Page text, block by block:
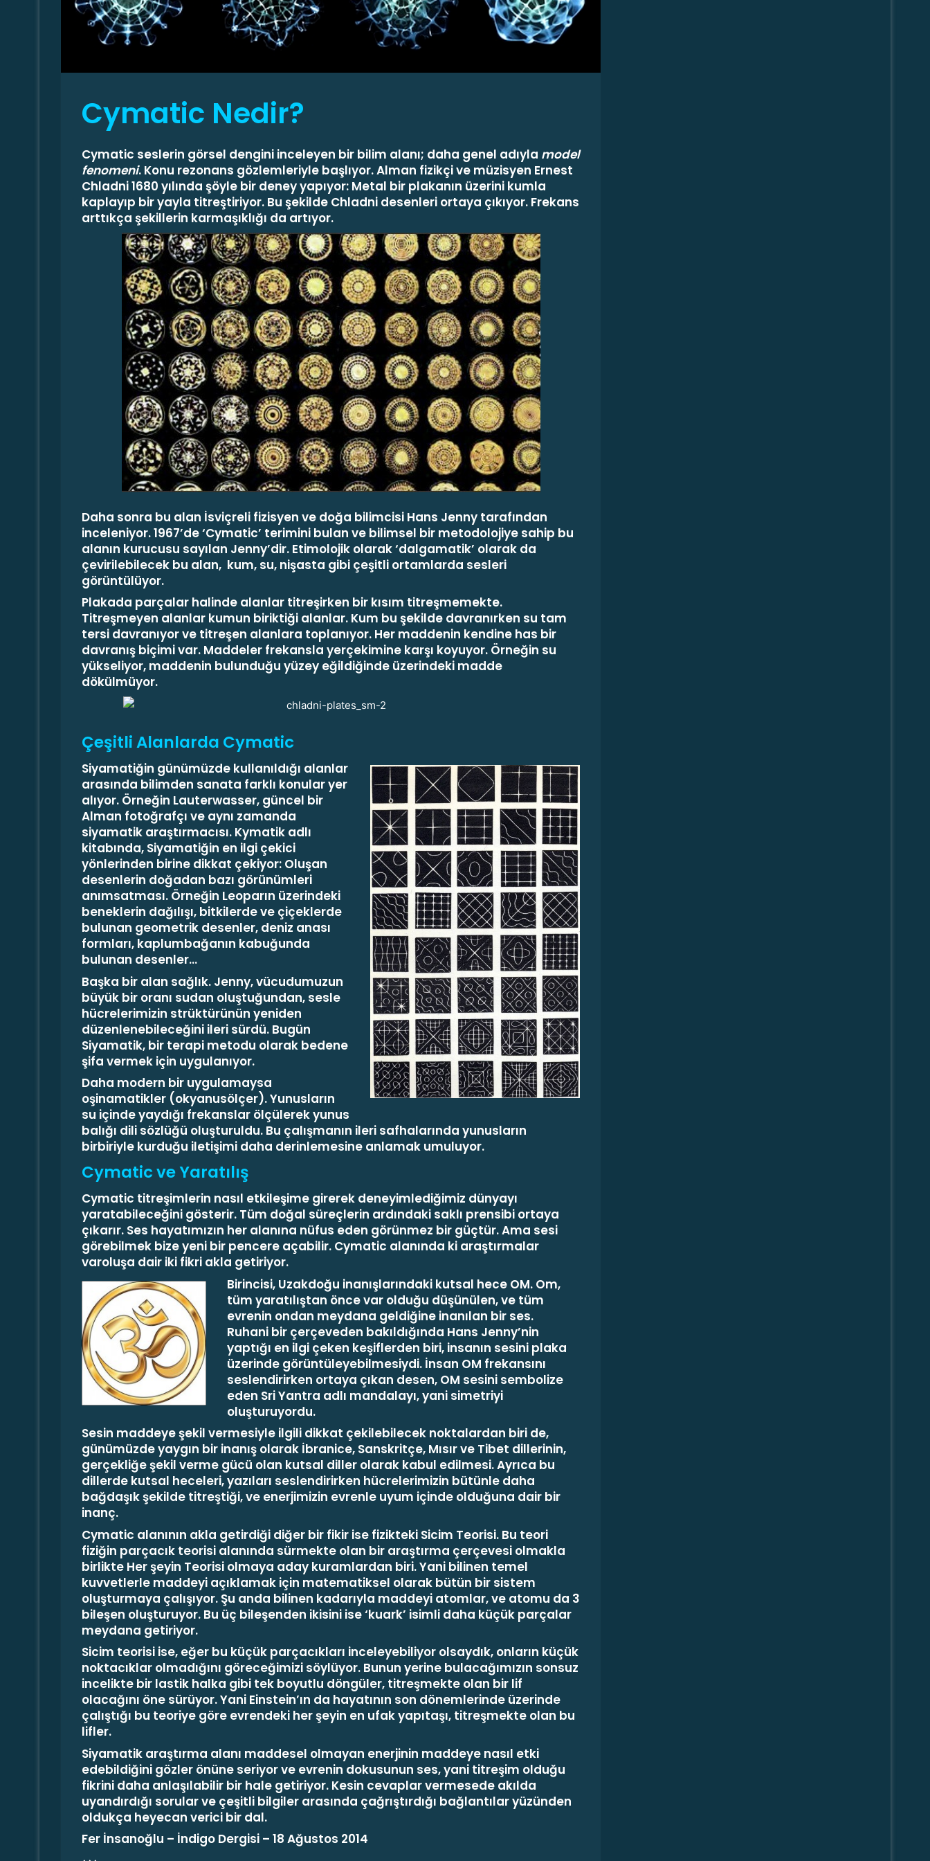
m
e
Cymatic Nedir?
Cymatic seslerin görsel dengini inceleyen bir bilim alanı; daha genel adıyla model
fenomeni. Konu rezonans gözlemleriyle başlıyor. Alman fizikçi ve müzisyen Ernest
Chladni 1680 yılında şöyle bir deney yapıyor: Metal bir plakanın üzerini kumla
kaplayıp bir yayla titreştiriyor. Bu şekilde Chladni desenleri ortaya çıkıyor. Frekans
arttıkça şekillerin karmaşıklığı da artıyor.
Daha sonra bu alan İsviçreli fizisyen ve doğa bilimcisi Hans Jenny tarafından
inceleniyor. 1967’de ‘Cymatic’ terimini bulan ve bilimsel bir metodolojiye sahip bu
alanın kurucusu sayılan Jenny’dir. Etimolojik olarak ‘dalgamatik’ olarak da
çevirilebilecek bu alan, kum, su, nişasta gibi çeşitli ortamlarda sesleri
görüntülüyor.
Plakada parçalar halinde alanlar titreşirken bir kısım titreşmemekte.
Titreşmeyen alanlar kumun biriktiği alanlar. Kum bu şekilde davranırken su tam
tersi davranıyor ve titreşen alanlara toplanıyor. Her maddenin kendine has bir
davranış biçimi var. Maddeler frekansla yerçekimine karşı koyuyor. Örneğin su
yükseliyor, maddenin bulunduğu yüzey eğildiğinde üzerindeki madde
dökülmüyor.
Çeşitli Alanlarda Cymatic
Siyamatiğin günümüzde kullanıldığı alanlar
arasında bilimden sanata farklı konular yer
alıyor. Örneğin Lauterwasser, güncel bir
Alman fotoğrafçı ve aynı zamanda
siyamatik araştırmacısı. Kymatik adlı
kitabında, Siyamatiğin en ilgi çekici
yönlerinden birine dikkat çekiyor: Oluşan
desenlerin doğadan bazı görünümleri
anımsatması. Örneğin Leoparın üzerindeki
beneklerin dağılışı, bitkilerde ve çiçeklerde
bulunan geometrik desenler, deniz anası
formları, kaplumbağanın kabuğunda
bulunan desenler…
Başka bir alan sağlık. Jenny, vücudumuzun
büyük bir oranı sudan oluştuğundan, sesle
hücrelerimizin strüktürünün yeniden
düzenlenebileceğini ileri sürdü. Bugün
Siyamatik, bir terapi metodu olarak bedene
şifa vermek için uygulanıyor.
Daha modern bir uygulamaysa
oşinamatikler (okyanusölçer). Yunusların
su içinde yaydığı frekanslar ölçülerek yunus
balığı dili sözlüğü oluşturuldu. Bu çalışmanın ileri safhalarında yunusların
birbiriyle kurduğu iletişimi daha derinlemesine anlamak umuluyor.
Cymatic ve Yaratılış
Cymatic titreşimlerin nasıl etkileşime girerek deneyimlediğimiz dünyayı
yaratabileceğini gösterir. Tüm doğal süreçlerin ardındaki saklı prensibi ortaya
çıkarır. Ses hayatımızın her alanına nüfus eden görünmez bir güçtür. Ama sesi
görebilmek bize yeni bir pencere açabilir. Cymatic alanında ki araştırmalar
varoluşa dair iki fikri akla getiriyor.
Birincisi, Uzakdoğu inanışlarındaki kutsal hece OM.Om,
tüm yaratılıştan önce var olduğu düşünülen, ve tüm
evrenin ondan meydana geldiğine inanılan bir ses.
Ruhani bir çerçeveden bakıldığında Hans Jenny’nin
yaptığı en ilgi çeken keşiflerden biri, insanın sesini plaka
üzerinde görüntüleyebilmesiydi. İnsan OM frekansını
seslendirirken ortaya çıkan desen, OM sesini sembolize
eden Sri Yantra adlı mandalayı, yani simetriyi
oluşturuyordu.
Sesin maddeye şekil vermesiyle ilgili dikkat çekilebilecek noktalardan biri de,
günümüzde yaygın bir inanış olarak İbranice, Sanskritçe, Mısır ve Tibet dillerinin,
gerçekliğe şekil verme gücü olan kutsal diller olarak kabul edilmesi. Ayrıca bu
dillerde kutsal heceleri, yazıları seslendirirken hücrelerimizin bütünle daha
bağdaşık şekilde titreştiği, ve enerjimizin evrenle uyum içinde olduğuna dair bir
inanç.
Cymatic alanının akla getirdiği diğer bir fikir ise fizikteki Sicim Teorisi. Bu teori
fiziğin parçacık teorisi alanında sürmekte olan bir araştırma çerçevesi olmakla
birlikte Her şeyin Teorisi olmaya aday kuramlardan biri. Yani bilinen temel
kuvvetlerle maddeyi açıklamak için matematiksel olarak bütün bir sistem
oluşturmaya çalışıyor. Şu anda bilinen kadarıyla maddeyi atomlar, ve atomu da 3
bileşen oluşturuyor. Bu üç bileşenden ikisini ise ‘kuark’ isimli daha küçük parçalar
meydana getiriyor.
Sicim teorisi ise, eğer bu küçük parçacıkları inceleyebiliyor olsaydık, onların küçük
noktacıklar olmadığını göreceğimizi söylüyor. Bunun yerine bulacağımızın sonsuz
incelikte bir lastik halka gibi tek boyutlu döngüler, titreşmekte olan bir lif
olacağını öne sürüyor. Yani Einstein’ın da hayatının son dönemlerinde üzerinde
çalıştığı bu teoriye göre evrendeki her şeyin en ufak yapıtaşı, titreşmekte olan bu
lifler.
Siyamatik araştırma alanı maddesel olmayan enerjinin maddeye nasıl etki
edebildiğini gözler önüne seriyor ve evrenin dokusunun ses, yani titreşim olduğu
fikrini daha anlaşılabilir bir hale getiriyor. Kesin cevaplar vermesede akılda
uyandırdığı sorular ve çeşitli bilgiler arasında çağrıştırdığı bağlantılar yüzünden
oldukça heyecan verici bir dal.
Fer İnsanoğlu – İndigo Dergisi – 18 Ağustos 2014